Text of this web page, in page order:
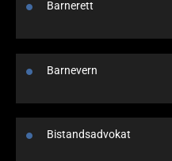
Barnerett
Barnevern
Bistandsadvokat